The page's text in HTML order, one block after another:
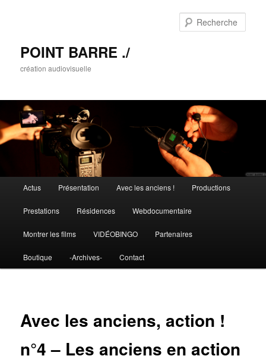
POINT BARRE ./
création audiovisuelle
Aller au contenu principal
Aller au contenu secondaire
Actus Présentation Avec les anciens ! Productions
Prestations Résidences Webdocumentaire
Montrer les films VIDÉOBINGO Partenaires
Boutique -Archives- Contact
Avec les anciens, action !
n°4 – Les anciens en action